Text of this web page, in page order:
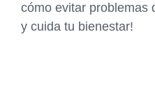
cómo evitar problemas
y cuida tu bienestar!